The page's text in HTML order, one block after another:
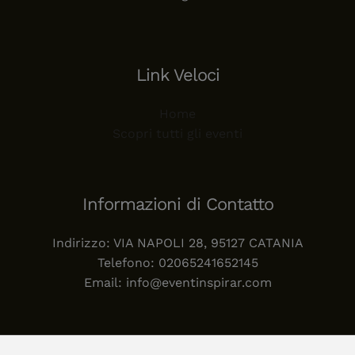
Link Veloci
Informazioni di Contatto
Indirizzo: VIA NAPOLI 28, 95127 CATANIA
Telefono: 02065241652145
Email: info@eventinspirar.com